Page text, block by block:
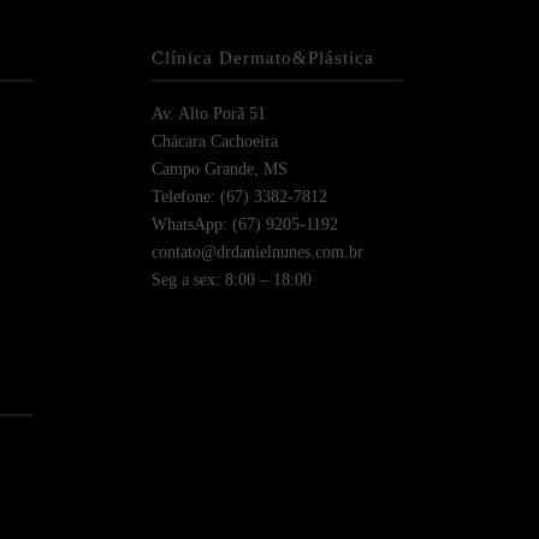
Clínica Dermato&Plástica
Av. Alto Porã 51
Chácara Cachoeira
Campo Grande, MS
Telefone: (67) 3382-7812
WhatsApp: (67) 9205-1192
contato@drdanielnunes.com.br
Seg a sex: 8:00 – 18:00